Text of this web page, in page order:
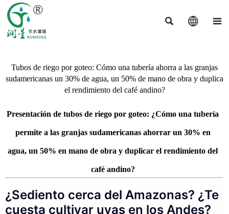
  
Tubos de riego por goteo: Cómo una tubería ahorra a las granjas
sudamericanas un 30% de agua, un 50% de mano de obra y duplica
el rendimiento del café andino?
Presentación de tubos de riego por goteo: ¿Cómo una tubería
permite a las granjas sudamericanas ahorrar un 30% en
agua, un 50% en mano de obra y duplicar el rendimiento del
café andino?
¿Sediento cerca del Amazonas? ¿Te
cuesta cultivar uvas en los Andes?